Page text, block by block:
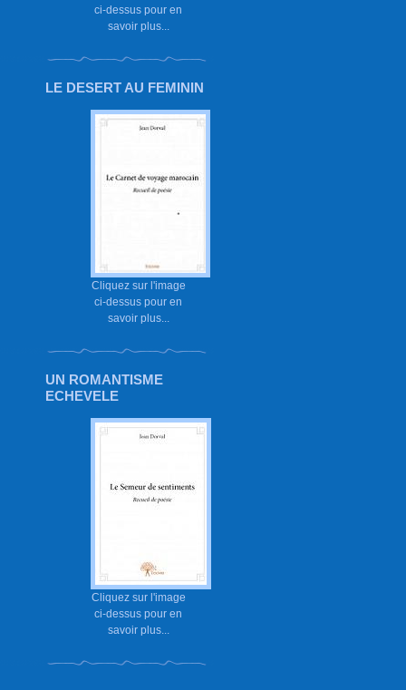
ci-dessus pour en
savoir plus...
LE DESERT AU FEMININ
Cliquez sur l'image
ci-dessus pour en
savoir plus...
UN ROMANTISME
ECHEVELE
Cliquez sur l'image
ci-dessus pour en
savoir plus...